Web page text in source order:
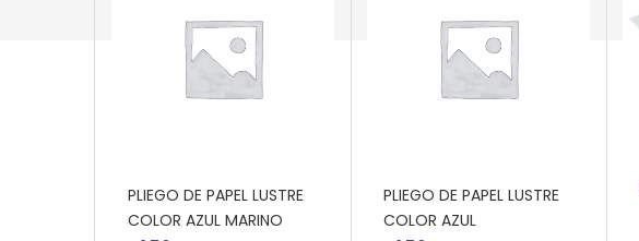
PLIEGO DE PAPEL LUSTRE
COLOR AZUL MARINO
PLIEGO DE PAPEL LUSTRE
COLOR AZUL